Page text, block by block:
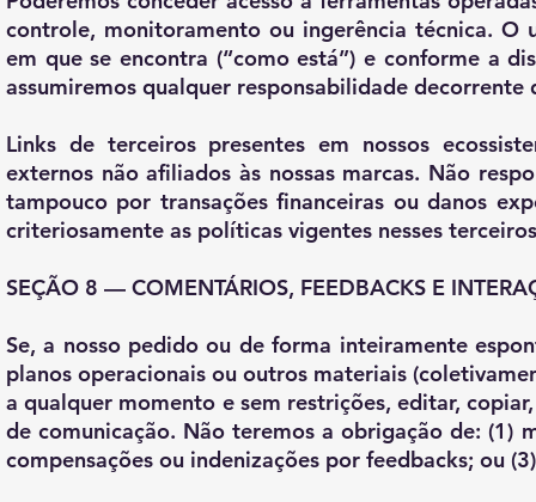
controle, monitoramento ou ingerência técnica. O
em que se encontra (“como está”) e conforme a
assumiremos qualquer responsabilidade
Links de terceiros presentes em nossos
externos não afiliados às nossas marcas. Não
tampouco por transações financeiras ou danos
criteriosamente as políticas vigentes nesses
SEÇÃO 8 — COMENTÁRIOS, FEEDBACKS E
Se, a nosso pedido ou de forma inteiramente
planos operacionais ou outros materiais
a qualquer momento e sem restrições, editar,
de comunicação. Não teremos a obrigação de: (1)
compensações ou indenizações por feedbacks; ou